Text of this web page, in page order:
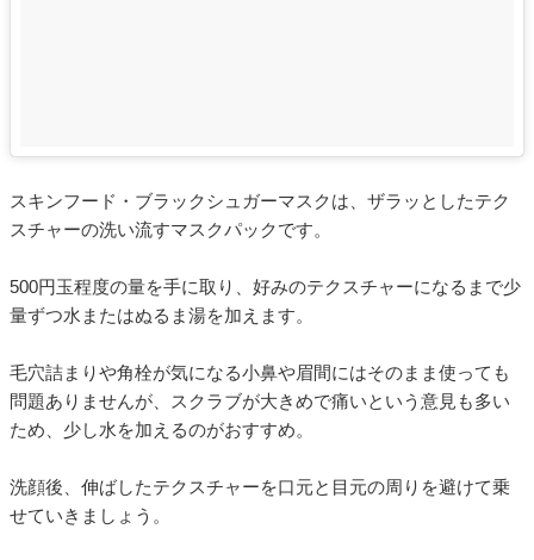
スキンフード・ブラックシュガーマスクは、ザラッとしたテク
スチャーの洗い流すマスクパックです。
500円玉程度の量を手に取り、好みのテクスチャーになるまで少
量ずつ水またはぬるま湯を加えます。
毛穴詰まりや角栓が気になる小鼻や眉間にはそのまま使っても
問題ありませんが、スクラブが大きめで痛いという意見も多い
ため、少し水を加えるのがおすすめ。
洗顔後、伸ばしたテクスチャーを口元と目元の周りを避けて乗
せていきましょう。